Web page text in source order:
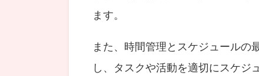
ます。
また、時間管理とスケジュールの
し、タスクや活動を適切にスケジ